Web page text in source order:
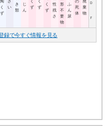
Ｄ
Ｆ
陶
く
ず
さ
い
き
類
じ
ん
く
ず
く
ず
く
ず
性
残
さ
形
不
要
物
ふ
ん
尿
の
死
体
廃
棄
物
録で今すぐ情報を見る